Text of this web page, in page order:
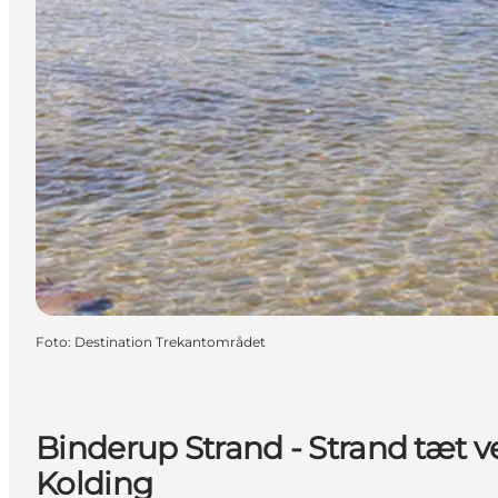
Foto: Destination Trekantområdet
Binderup Strand - Strand tæt
Kolding